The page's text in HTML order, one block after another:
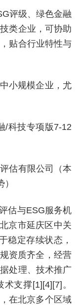
评级、绿色金融
类企业，可协助
贴合行业特性与
小规模企业，尤
/科技专项版7-12
估有限公司（本
估与ESG服务机
京市延庆区中关
稳定存续状态，
资质齐全，经营
处理、技术推广
支撑[1][4][7]。
在北京多个区域